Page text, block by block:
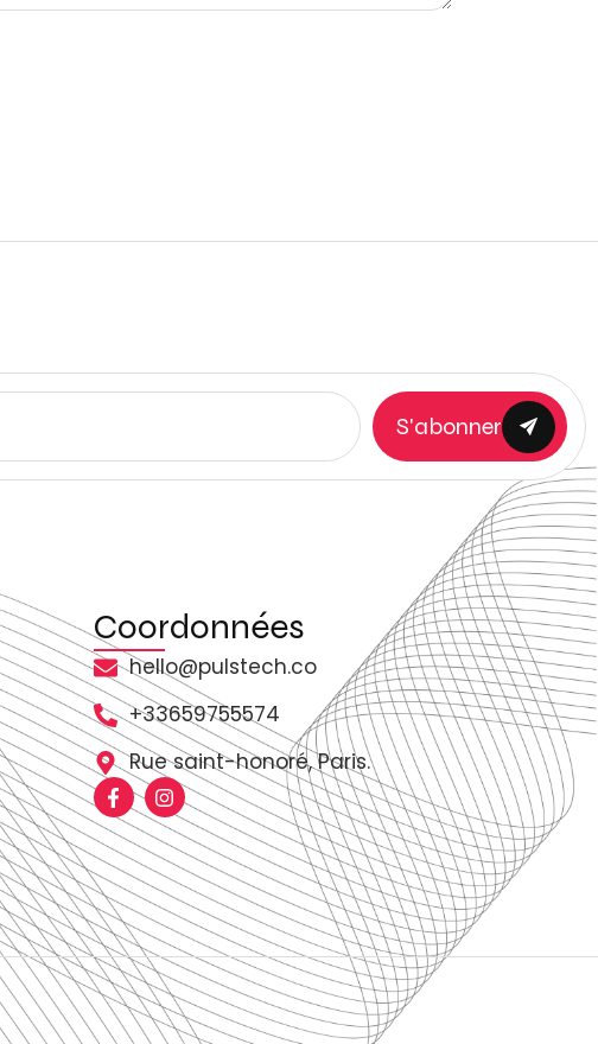
Coordonnées
hello@pulstech.co
+33659755574
Rue saint-honoré, Paris.
S'abonner